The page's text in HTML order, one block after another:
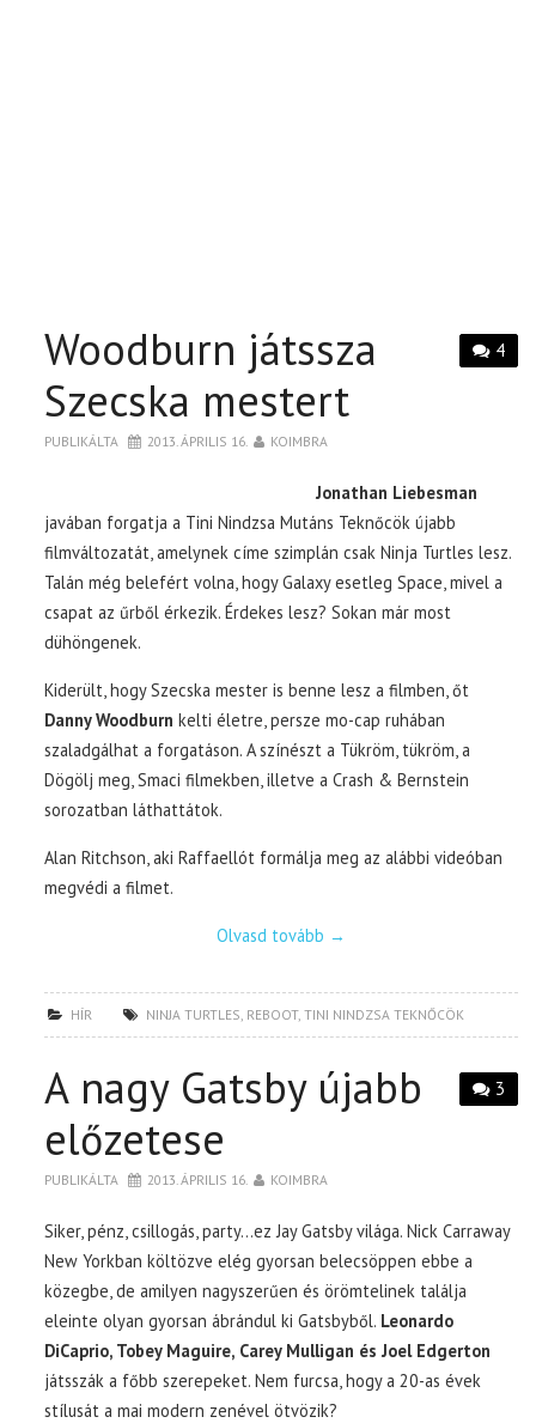
4
Woodburn játssza
Szecska mestert
PUBLIKÁLTA 2013. ÁPRILIS 16. KOIMBRA
Jonathan Liebesman
javában forgatja a Tini Nindzsa Mutáns Teknőcök újabb
filmváltozatát, amelynek címe szimplán csak Ninja Turtles lesz.
Talán még belefért volna, hogy Galaxy esetleg Space, mivel a
csapat az űrből érkezik. Érdekes lesz? Sokan már most
dühöngenek.
Kiderült, hogy Szecska mester is benne lesz a filmben, őt
Danny Woodburn kelti életre, persze mo-cap ruhában
szaladgálhat a forgatáson. A színészt a Tükröm, tükröm, a
Dögölj meg, Smaci filmekben, illetve a Crash & Bernstein
sorozatban láthattátok.
Alan Ritchson, aki Raffaellót formálja meg az alábbi videóban
megvédi a filmet.
Olvasd tovább →
HÍR NINJA TURTLES, REBOOT,TINI NINDZSA TEKNŐCÖK
3
A nagy Gatsby újabb
előzetese
PUBLIKÁLTA 2013. ÁPRILIS 16. KOIMBRA
Siker, pénz, csillogás, party…ez Jay Gatsby világa. Nick Carraway
New Yorkban költözve elég gyorsan belecsöppen ebbe a
közegbe, de amilyen nagyszerűen és örömtelinek találja
eleinte olyan gyorsan ábrándul ki Gatsbyből. Leonardo
DiCaprio, Tobey Maguire, Carey Mulligan és Joel Edgerton
játsszák a főbb szerepeket. Nem furcsa, hogy a 20-as évek
stílusát a mai modern zenével ötvözik?